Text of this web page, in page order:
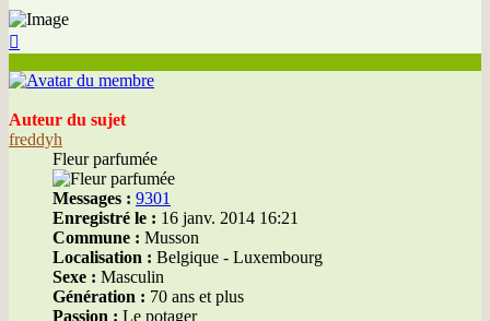
Auteur du sujet
freddyh
Fleur parfumée
Messages : 9301
Enregistré le : 16 janv. 2014 16:21
Commune : Musson
Localisation : Belgique - Luxembourg
Sexe : Masculin
Génération : 70 ans et plus
Passion : Le potager